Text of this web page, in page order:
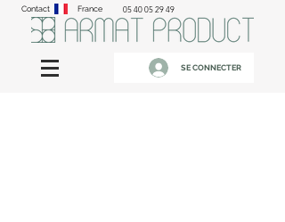
Contact France 05 40 05 29 49
SE CONNECTER